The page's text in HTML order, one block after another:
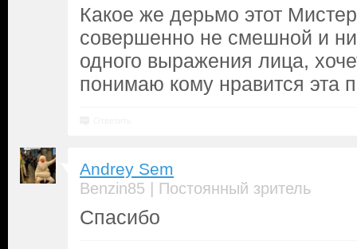
Какое же дерьмо этот
совершенно не смешной и
одного выражения лица,
понимаю кому нравится эта
Andrey Sem
Benzin85 | Постоянный зритель
Спасибо